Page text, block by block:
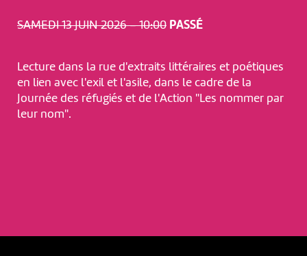
SAMEDI 13 JUIN 2026 – 10:00 PASSÉ
Lecture dans la rue d'extraits littéraires et poétiques
en lien avec l'exil et l'asile, dans le cadre de la
Journée des réfugiés et de l'Action "Les nommer par
leur nom".